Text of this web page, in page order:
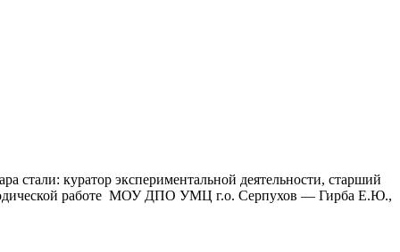
куратор экспериментальной деятельности, старший
работе МОУ ДПО УМЦ г.о. Серпухов — Гирба Е.Ю.,